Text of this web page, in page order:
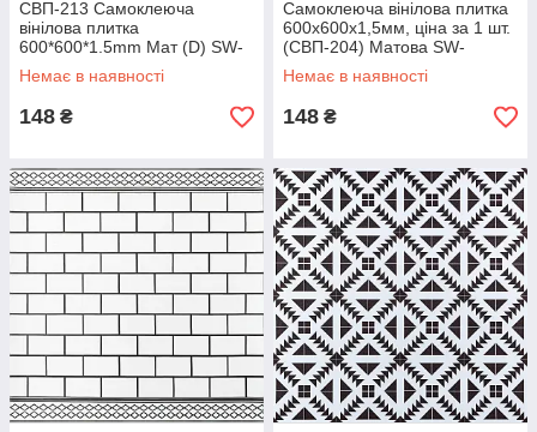
СВП-213 Самоклеюча
вінілова плитка
600*600*1.5mm Мат (D) SW-
00001900
Немає в наявності
148 ₴
Самоклеюча вінілова плитка
600х600х1,5мм, ціна за 1 шт.
(СВП-204) Матова SW-
00000511
Немає в наявності
148 ₴